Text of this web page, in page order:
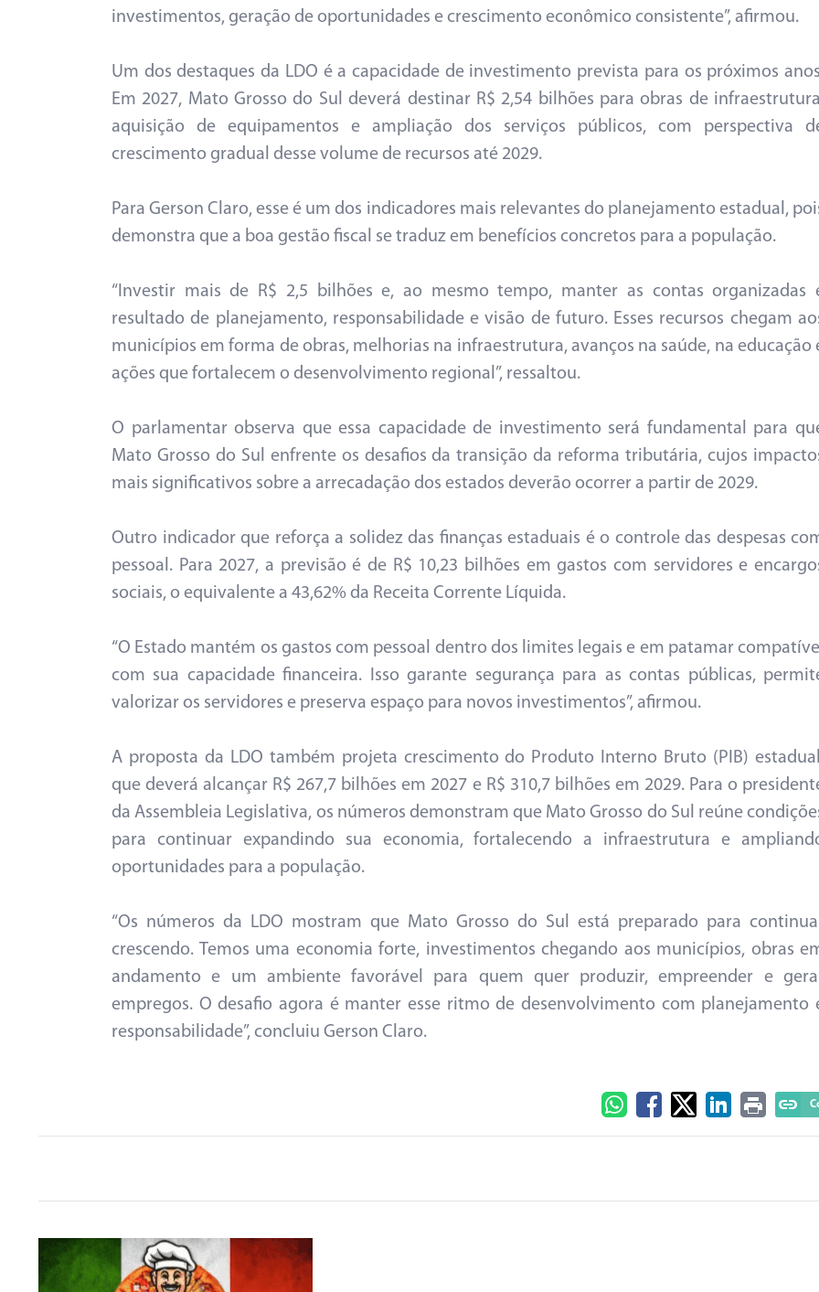
investimentos, geração de oportunidades e crescimento econômico consistente”, afirmou.
Um dos destaques da LDO é a capacidade de investimento prevista para os próximos
Em 2027, Mato Grosso do Sul deverá destinar R$ 2,54 bilhões para obras de
aquisição de equipamentos e ampliação dos serviços públicos, com perspectiva
crescimento gradual desse volume de recursos até 2029.
Para Gerson Claro, esse é um dos indicadores mais relevantes do planejamento estadual,
demonstra que a boa gestão fiscal se traduz em benefícios concretos para a população.
“Investir mais de R$ 2,5 bilhões e, ao mesmo tempo, manter as contas organizadas
resultado de planejamento, responsabilidade e visão de futuro. Esses recursos chegam
municípios em forma de obras, melhorias na infraestrutura, avanços na saúde, na educação
ações que fortalecem o desenvolvimento regional”, ressaltou.
O parlamentar observa que essa capacidade de investimento será fundamental para
Mato Grosso do Sul enfrente os desafios da transição da reforma tributária, cujos
mais significativos sobre a arrecadação dos estados deverão ocorrer a partir de 2029.
Outro indicador que reforça a solidez das finanças estaduais é o controle das despesas
pessoal. Para 2027, a previsão é de R$ 10,23 bilhões em gastos com servidores e
sociais, o equivalente a 43,62% da Receita Corrente Líquida.
“O Estado mantém os gastos com pessoal dentro dos limites legais e em patamar
com sua capacidade financeira. Isso garante segurança para as contas públicas,
valorizar os servidores e preserva espaço para novos investimentos”, afirmou.
A proposta da LDO também projeta crescimento do Produto Interno Bruto (PIB)
que deverá alcançar R$ 267,7 bilhões em 2027 e R$ 310,7 bilhões em 2029. Para o
da Assembleia Legislativa, os números demonstram que Mato Grosso do Sul reúne
para continuar expandindo sua economia, fortalecendo a infraestrutura e
oportunidades para a população.
“Os números da LDO mostram que Mato Grosso do Sul está preparado para
crescendo. Temos uma economia forte, investimentos chegando aos municípios, obras
andamento e um ambiente favorável para quem quer produzir, empreender e
empregos. O desafio agora é manter esse ritmo de desenvolvimento com planejamento
responsabilidade”, concluiu Gerson Claro.